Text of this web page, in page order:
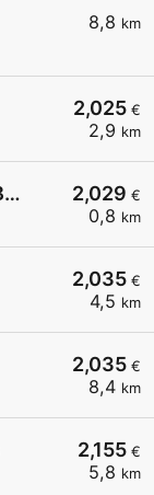
8,8 km
2,025 €
2,9 km
2,029 €
0,8 km
ESSO EXPRESS LES CLAYES SS BOIS LA VIGNERAIE
2,035 €
4,5 km
2,035 €
8,4 km
2,155 €
5,8 km